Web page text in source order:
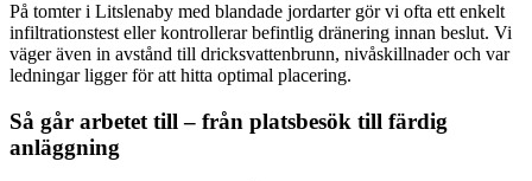
På tomter i Litslenaby med blandade jordarter gör vi ofta ett enkelt
infiltrationstest eller kontrollerar befintlig dränering innan beslut. Vi
väger även in avstånd till dricksvattenbrunn, nivåskillnader och var
ledningar ligger för att hitta optimal placering.
Så går arbetet till – från platsbesök till färdig
anläggning